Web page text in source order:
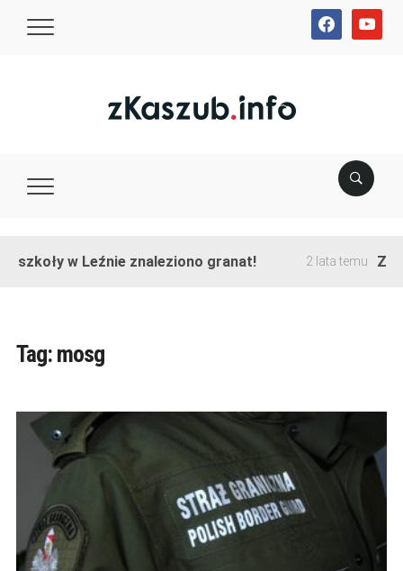
facebookyoutube
szkoły w Leźnie znaleziono granat! 2 lata temu
Tag: mosg